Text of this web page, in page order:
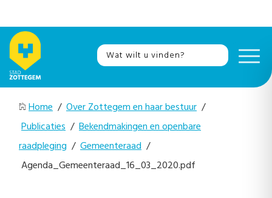
Home / Over Zottegem en haar bestuur /
Publicaties / Bekendmakingen en openbare
raadpleging / Gemeenteraad /
Agenda_Gemeenteraad_16_03_2020.pdf